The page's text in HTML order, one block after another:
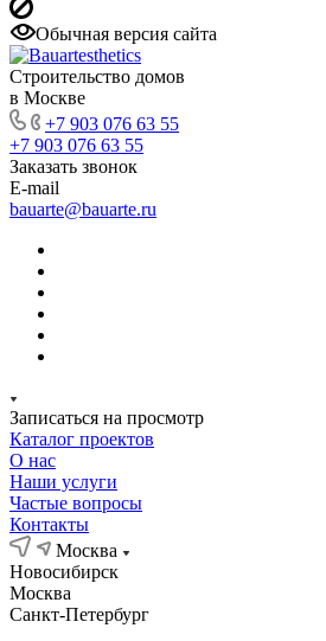
Обычная версия сайта
Строительство домов
в Москве
+7 903 076 63 55
+7 903 076 63 55
Заказать звонок
E-mail
bauarte@bauarte.ru
Записаться на просмотр
Каталог проектов
О нас
Наши услуги
Частые вопросы
Контакты
Москва
Новосибирск
Москва
Санкт-Петербург